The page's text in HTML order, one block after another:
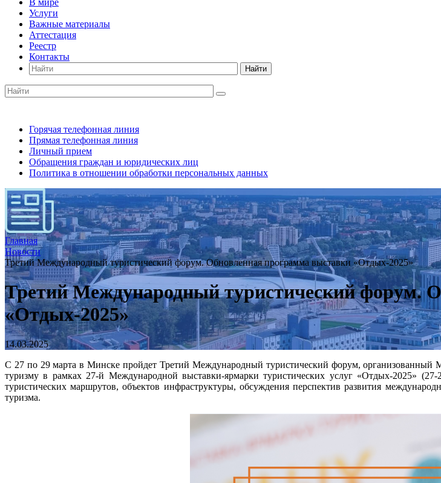
В мире
Услуги
Важные материалы
Аттестация
Реестр
Контакты
Найти
Горячая телефонная линия
Прямая телефонная линия
Личный прием
Обращения граждан и юридических лиц
Политика в отношении обработки персональных данных
Главная
Новости
Третий Международный туристический форум. Обновленная программа выставки «Отдых-2025»
Третий Международный туристический форум.
«Отдых-2025»
14.03.2025
С 27 по 29 марта в Минске пройдет Третий Международный туристический форум, организованный
туризму в рамках 27-й Международной выставки-ярмарки туристических услуг «Отдых-2025»
туристических маршрутов, объектов инфраструктуры, обсуждения перспектив развития
туризма.